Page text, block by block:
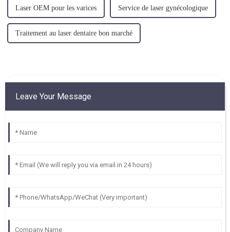
Laser OEM pour les varices Service de laser gynécologique
Traitement au laser dentaire bon marché
Leave Your Message